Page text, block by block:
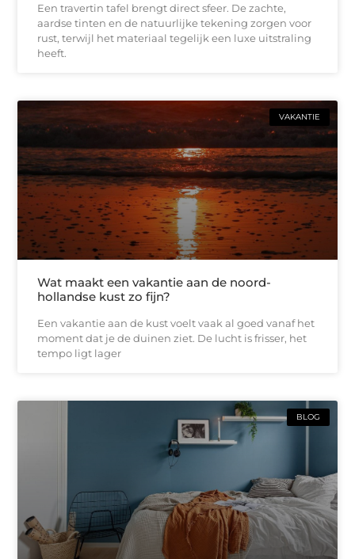
Een travertin tafel brengt direct sfeer. De zachte,
aardse tinten en de natuurlijke tekening zorgen voor
rust, terwijl het materiaal tegelijk een luxe uitstraling
heeft.
VAKANTIE
Wat maakt een vakantie aan de noord-
hollandse kust zo fijn?
Een vakantie aan de kust voelt vaak al goed vanaf het
moment dat je de duinen ziet. De lucht is frisser, het
tempo ligt lager
BLOG